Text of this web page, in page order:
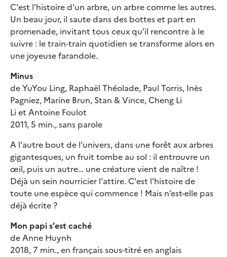
C'est l'histoire d'un arbre, un arbre comme les autres.
Un beau jour, il saute dans des bottes et part en
promenade, invitant tous ceux qu'il rencontre à le
suivre : le train‐train quotidien se transforme alors en
une joyeuse farandole.
Minus
de YuYou Ling, Raphaël Théolade, Paul Torris, Inès
Pagniez, Marine Brun, Stan & Vince, Cheng Li
Li et Antoine Foulot
2011, 5 min., sans parole
A l'autre bout de l'univers, dans une forêt aux arbres
gigantesques, un fruit tombe au sol : il entrouvre un
œil, puis un autre… une créature vient de naître !
Déjà un sein nourricier l'attire. C'est l'histoire de
toute une espèce qui commence ! Mais n’est-elle pas
déjà écrite ?
Mon papi s'est caché
de Anne Huynh
2018, 7 min., en français sous-titré en anglais